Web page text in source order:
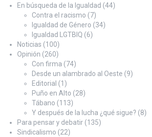
En búsqueda de la Igualdad (44)
Contra el racismo (7)
Igualdad de Género (34)
Igualdad LGTBIQ (6)
Noticias (100)
Opinión (260)
Con firma (74)
Desde un alambrado al Oeste (9)
Editorial (1)
Puño en Alto (28)
Tábano (113)
Y después de la lucha ¿qué sigue? (8)
Para pensar y debatir (135)
Sindicalismo (22)